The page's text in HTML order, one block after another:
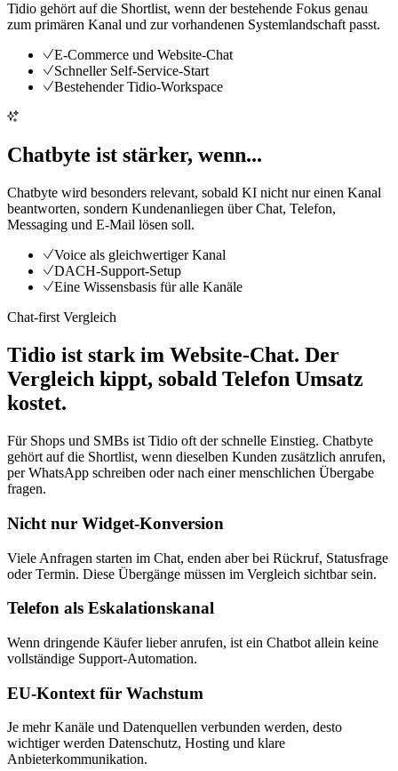
Tidio gehört auf die Shortlist, wenn der bestehende Fokus genau
zum primären Kanal und zur vorhandenen Systemlandschaft passt.
E-Commerce und Website-Chat
Schneller Self-Service-Start
Bestehender Tidio-Workspace
Chatbyte ist stärker, wenn...
Chatbyte wird besonders relevant, sobald KI nicht nur einen Kanal
beantworten, sondern Kundenanliegen über Chat, Telefon,
Messaging und E-Mail lösen soll.
Voice als gleichwertiger Kanal
DACH-Support-Setup
Eine Wissensbasis für alle Kanäle
Chat-first Vergleich
Tidio ist stark im Website-Chat. Der
Vergleich kippt, sobald Telefon Umsatz
kostet.
Für Shops und SMBs ist Tidio oft der schnelle Einstieg. Chatbyte
gehört auf die Shortlist, wenn dieselben Kunden zusätzlich anrufen,
per WhatsApp schreiben oder nach einer menschlichen Übergabe
fragen.
Nicht nur Widget-Konversion
Viele Anfragen starten im Chat, enden aber bei Rückruf, Statusfrage
oder Termin. Diese Übergänge müssen im Vergleich sichtbar sein.
Telefon als Eskalationskanal
Wenn dringende Käufer lieber anrufen, ist ein Chatbot allein keine
vollständige Support-Automation.
EU-Kontext für Wachstum
Je mehr Kanäle und Datenquellen verbunden werden, desto
wichtiger werden Datenschutz, Hosting und klare
Anbieterkommunikation.